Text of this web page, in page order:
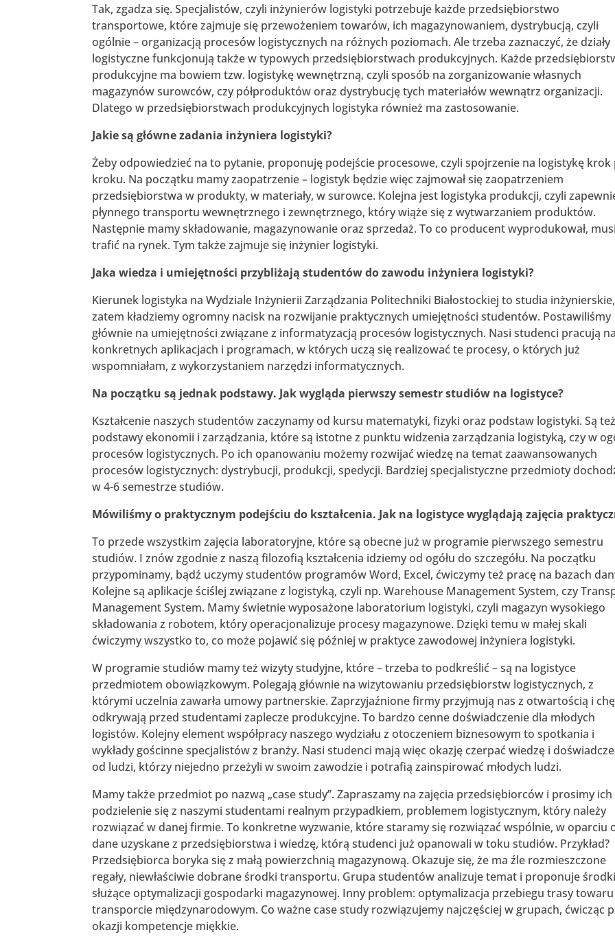
Tak, zgadza się. Specjalistów, czyli inżynierów logistyki potrzebuje każde przedsiębiorstwo
transportowe, które zajmuje się przewożeniem towarów, ich magazynowaniem, dystrybucją, czyli
ogólnie – organizacją procesów logistycznych na różnych poziomach. Ale trzeba zaznaczyć, że działy
logistyczne funkcjonują także w typowych przedsiębiorstwach produkcyjnych. Każde
produkcyjne ma bowiem tzw. logistykę wewnętrzną, czyli sposób na zorganizowanie własnych
magazynów surowców, czy półproduktów oraz dystrybucję tych materiałów wewnątrz organizacji.
Dlatego w przedsiębiorstwach produkcyjnych logistyka również ma zastosowanie.
Jakie są główne zadania inżyniera logistyki?
Żeby odpowiedzieć na to pytanie, proponuję podejście procesowe, czyli spojrzenie na logistykę krok
kroku. Na początku mamy zaopatrzenie – logistyk będzie więc zajmował się zaopatrzeniem
przedsiębiorstwa w produkty, w materiały, w surowce. Kolejna jest logistyka produkcji, czyli
płynnego transportu wewnętrznego i zewnętrznego, który wiąże się z wytwarzaniem produktów.
Następnie mamy składowanie, magazynowanie oraz sprzedaż. To co producent wyprodukował, musi
trafić na rynek. Tym także zajmuje się inżynier logistyki.
Jaka wiedza i umiejętności przybliżają studentów do zawodu inżyniera logistyki?
Kierunek logistyka na Wydziale Inżynierii Zarządzania Politechniki Białostockiej to studia inżynierskie,
zatem kładziemy ogromny nacisk na rozwijanie praktycznych umiejętności studentów. Postawiliśmy
głównie na umiejętności związane z informatyzacją procesów logistycznych. Nasi studenci pracują na
konkretnych aplikacjach i programach, w których uczą się realizować te procesy, o których już
wspomniałam, z wykorzystaniem narzędzi informatycznych.
Na początku są jednak podstawy. Jak wygląda pierwszy semestr studiów na logistyce?
Kształcenie naszych studentów zaczynamy od kursu matematyki, fizyki oraz podstaw logistyki. Są też
podstawy ekonomii i zarządzania, które są istotne z punktu widzenia zarządzania logistyką, czy w
procesów logistycznych. Po ich opanowaniu możemy rozwijać wiedzę na temat zaawansowanych
procesów logistycznych: dystrybucji, produkcji, spedycji. Bardziej specjalistyczne przedmioty
w 4-6 semestrze studiów.
Mówiliśmy o praktycznym podejściu do kształcenia. Jak na logistyce wyglądają zajęcia
To przede wszystkim zajęcia laboratoryjne, które są obecne już w programie pierwszego semestru
studiów. I znów zgodnie z naszą filozofią kształcenia idziemy od ogółu do szczegółu. Na początku
przypominamy, bądź uczymy studentów programów Word, Excel, ćwiczymy też pracę na bazach
Kolejne są aplikacje ściślej związane z logistyką, czyli np. Warehouse Management System, czy
Management System. Mamy świetnie wyposażone laboratorium logistyki, czyli magazyn wysokiego
składowania z robotem, który operacjonalizuje procesy magazynowe. Dzięki temu w małej skali
ćwiczymy wszystko to, co może pojawić się później w praktyce zawodowej inżyniera logistyki.
W programie studiów mamy też wizyty studyjne, które – trzeba to podkreślić – są na logistyce
przedmiotem obowiązkowym. Polegają głównie na wizytowaniu przedsiębiorstw logistycznych, z
którymi uczelnia zawarła umowy partnerskie. Zaprzyjaźnione firmy przyjmują nas z otwartością i
odkrywają przed studentami zaplecze produkcyjne. To bardzo cenne doświadczenie dla młodych
logistów. Kolejny element współpracy naszego wydziału z otoczeniem biznesowym to spotkania i
wykłady gościnne specjalistów z branży. Nasi studenci mają więc okazję czerpać wiedzę i
od ludzi, którzy niejedno przeżyli w swoim zawodzie i potrafią zainspirować młodych ludzi.
Mamy także przedmiot po nazwą „case study”. Zapraszamy na zajęcia przedsiębiorców i prosimy ich
podzielenie się z naszymi studentami realnym przypadkiem, problemem logistycznym, który należy
rozwiązać w danej firmie. To konkretne wyzwanie, które staramy się rozwiązać wspólnie, w oparciu
dane uzyskane z przedsiębiorstwa i wiedzę, którą studenci już opanowali w toku studiów. Przykład?
Przedsiębiorca boryka się z małą powierzchnią magazynową. Okazuje się, że ma źle rozmieszczone
regały, niewłaściwie dobrane środki transportu. Grupa studentów analizuje temat i proponuje środki
służące optymalizacji gospodarki magazynowej. Inny problem: optymalizacja przebiegu trasy
transporcie międzynarodowym. Co ważne case study rozwiązujemy najczęściej w grupach, ćwicząc
okazji kompetencje miękkie.